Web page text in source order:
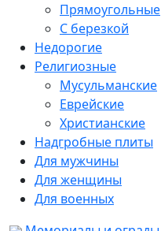
Прямоугольные
С березкой
Недорогие
Религиозные
Мусульманские
Еврейские
Христианские
Надгробные плиты
Для мужчины
Для женщины
Для военных